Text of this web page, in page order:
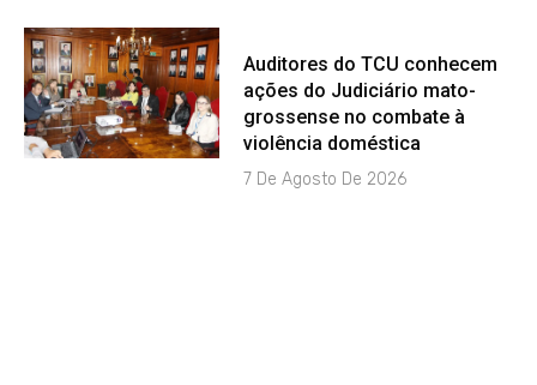
Auditores do TCU conhecem
ações do Judiciário mato-
grossense no combate à
violência doméstica
7 De Agosto De 2026